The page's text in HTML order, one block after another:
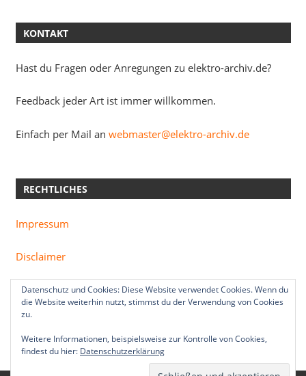
KONTAKT
Hast du Fragen oder Anregungen zu elektro-archiv.de?
Feedback jeder Art ist immer willkommen.
Einfach per Mail an webmaster@elektro-archiv.de
RECHTLICHES
Impressum
Disclaimer
Datenschutzerklärung
Datenschutz und Cookies: Diese Website verwendet Cookies. Wenn du
die Website weiterhin nutzt, stimmst du der Verwendung von Cookies
zu.
Weitere Informationen, beispielsweise zur Kontrolle von Cookies,
findest du hier: Datenschutzerklärung